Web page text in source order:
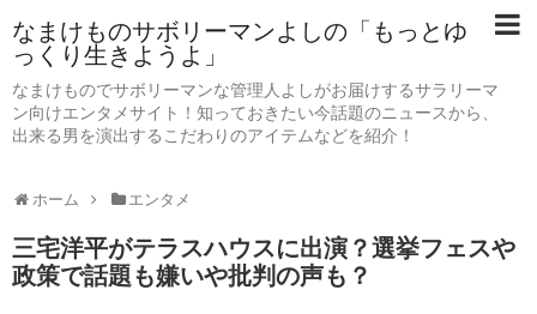
なまけものサボリーマンよしの「もっとゆ
っくり生きようよ」
なまけものでサボリーマンな管理人よしがお届けするサラリーマ
ン向けエンタメサイト！知っておきたい今話題のニュースから、
出来る男を演出するこだわりのアイテムなどを紹介！
ホーム エンタメ
三宅洋平がテラスハウスに出演？選挙フェスや
政策で話題も嫌いや批判の声も？